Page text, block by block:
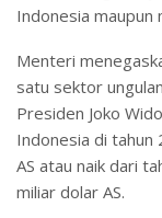
Indonesia maupun
Menteri
satu sektor
Presiden Joko
Indonesia di
AS atau naik dari
miliar dolar AS.